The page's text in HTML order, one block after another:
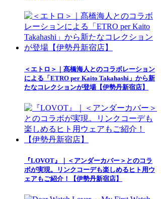
＜エトロ＞｜髙橋海人とのコラボレーション
による「ETRO per Kaito Takahashi」から新
たなコレクションが登場【伊勢丹新宿店】
『LOVOT』｜＜アンダーカバー＞とのコラ
ボが実現。リンクコーデも楽しめるヒト用ウ
ェアもご紹介！【伊勢丹新宿店】